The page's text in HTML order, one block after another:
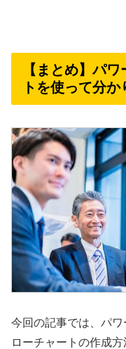
【まとめ】パ
トを使って分
今回の記事では、パ
ローチャートの作成